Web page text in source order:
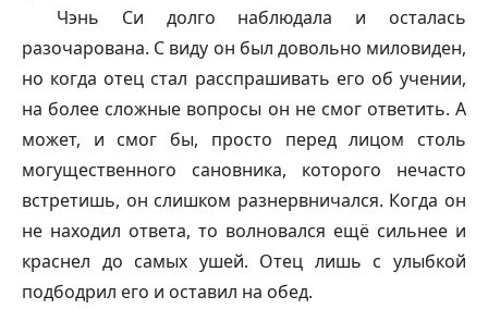
Чэнь Си долго наблюдала и осталась
разочарована. С виду он был довольно миловиден,
но когда отец стал расспрашивать его об учении,
на более сложные вопросы он не смог ответить. А
может, и смог бы, просто перед лицом столь
могущественного сановника, которого нечасто
встретишь, он слишком разнервничался. Когда он
не находил ответа, то волновался ещё сильнее и
краснел до самых ушей. Отец лишь с улыбкой
подбодрил его и оставил на обед.